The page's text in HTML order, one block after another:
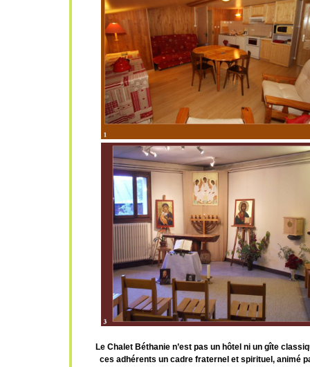
Le Chalet Béthanie n’est pas un hôtel ni un gîte
ces adhérents un cadre fraternel et spirituel, animé